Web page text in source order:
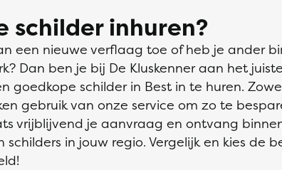
schilder inhuren?
een nieuwe verflaag toe of heb je ander
Dan ben je bij De Kluskenner aan het
goedkope schilder in Best in te huren.
gebruik van onze service om zo te
vrijblijvend je aanvraag en ontvang
schilders in jouw regio. Vergelijk en kies de